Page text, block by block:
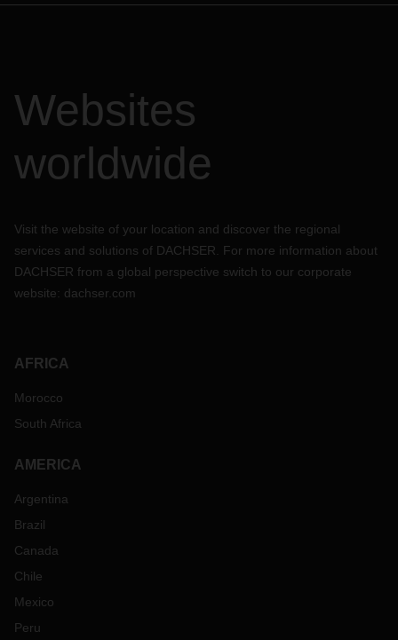
Websites
worldwide
Visit the website of your location and discover the regional
services and solutions of DACHSER. For more information about
DACHSER from a global perspective switch to our corporate
website: dachser.com
AFRICA
Morocco
South Africa
AMERICA
Argentina
Brazil
Canada
Chile
Mexico
Peru